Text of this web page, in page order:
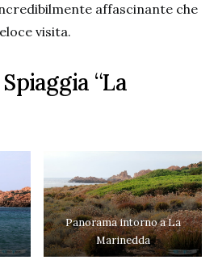
affascinante che
visita.
“La
Panorama intorno a La
Marinedda